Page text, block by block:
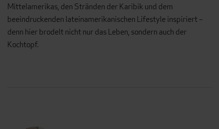
Mittelamerikas, den Stränden der Karibik und dem
beeindruckenden lateinamerikanischen Lifestyle inspiriert –
denn hier brodelt nicht nur das Leben, sondern auch der
Kochtopf.